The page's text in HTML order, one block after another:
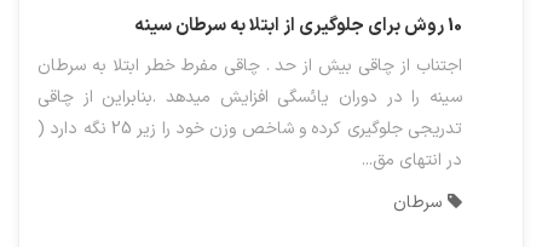
10 روش برای جلوگیری از ابتلا به سرطان سینه
اجتناب از چاقی بیش از حد . چاقی مفرط خطر ابتلا به سرطان
سینه را در دوران یائسگی افزایش میدهد .بنابراین از چاقی
تدریجی جلوگیری کرده و شاخص وزن خود را زیر 25 نگه دارد (
در انتهای مق...
سرطان